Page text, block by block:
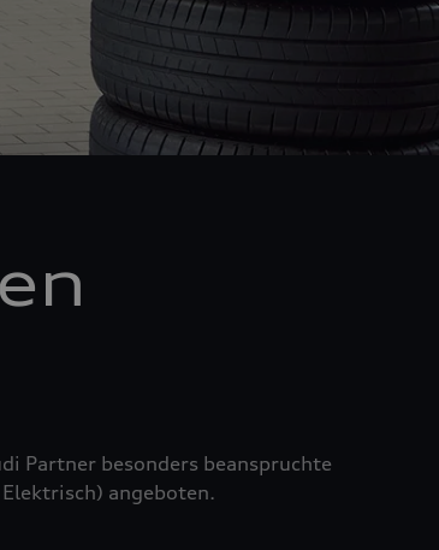
Partner besonders beanspruchte
angeboten.